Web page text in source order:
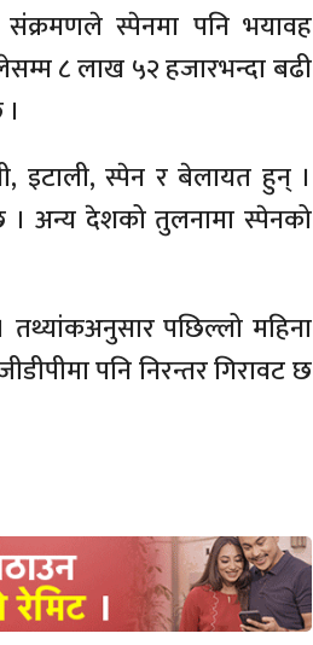
संक्रमणले स्पेनमा पनि भयावह
८ लाख ५२ हजारभन्दा बढी
इटाली, स्पेन र बेलायत हुन् ।
। अन्य देशको तुलनामा स्पेनको
तथ्यांकअनुसार पछिल्लो महिना
पनि निरन्तर गिरावट छ